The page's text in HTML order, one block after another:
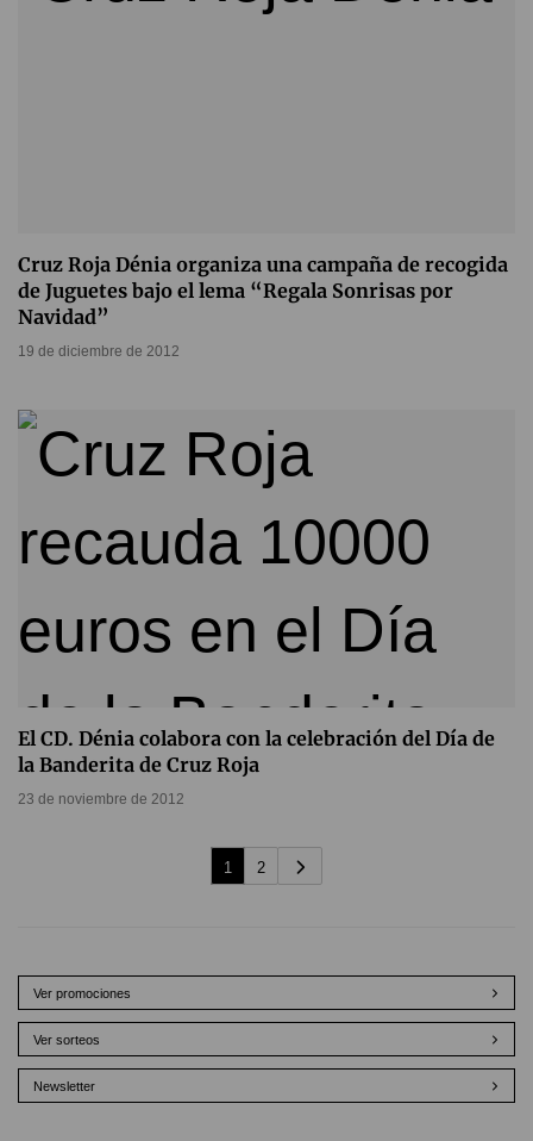
Cruz Roja Dénia organiza una campaña de recogida
de Juguetes bajo el lema “Regala Sonrisas por
Navidad”
19 de diciembre de 2012
El CD. Dénia colabora con la celebración del Día de
la Banderita de Cruz Roja
23 de noviembre de 2012
1 2
Ver promociones
Ver sorteos
Newsletter